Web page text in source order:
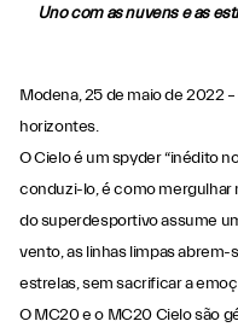
Uno com as nuvens e as
Modena, 25 de maio de 2022
horizontes.
O Cielo é um spyder “inédito
conduzi-lo, é como mergulhar
do superdesportivo assume
vento, as linhas limpas
estrelas, sem sacrificar a
O MC20 e o MC20 Cielo são